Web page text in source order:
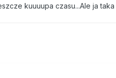
kuuuupa czasu...Ale ja taka